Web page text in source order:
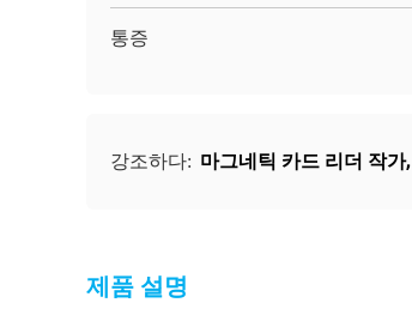
통증
강조하다: 마그네틱 카드 리더 작가,
제품 설명